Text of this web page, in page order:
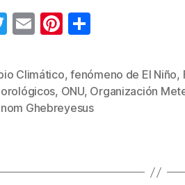
T
tt
er
E
ail
Pi
er
e
st
m
p
ar
Climático,fenómeno de El Niño,
, ONU, Organización
Ghebreyesus